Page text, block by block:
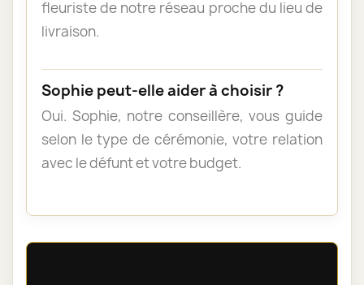
fleuriste de notre réseau proche du lieu de
livraison.
Sophie peut-elle aider à choisir ?
Oui. Sophie, notre conseillère, vous guide
selon le type de cérémonie, votre relation
avec le défunt et votre budget.